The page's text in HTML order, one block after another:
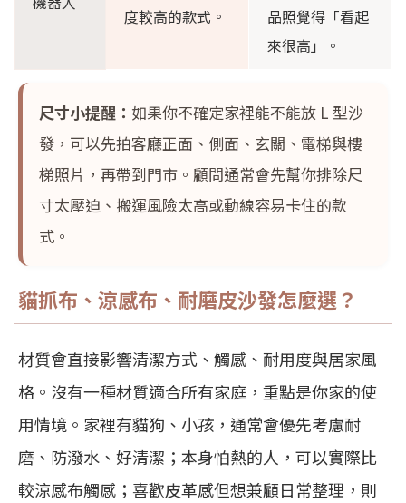
度較高的款式。
品照覺得「看起
來很高」。
尺寸小提醒： 如果你不確定家裡能不能放 L 型沙
發，可以先拍客廳正面、側面、玄關、電梯與樓
梯照片，再帶到門市。顧問通常會先幫你排除尺
寸太壓迫、搬運風險太高或動線容易卡住的款
式。
貓抓布、涼感布、耐磨皮沙發怎麼選？
材質會直接影響清潔方式、觸感、耐用度與居家風
格。沒有一種材質適合所有家庭，重點是你家的使
用情境。家裡有貓狗、小孩，通常會優先考慮耐
磨、防潑水、好清潔；本身怕熱的人，可以實際比
較涼感布觸感；喜歡皮革感但想兼顧日常整理，則